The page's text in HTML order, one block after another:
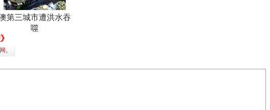
第三城市遭洪水吞
噬
。